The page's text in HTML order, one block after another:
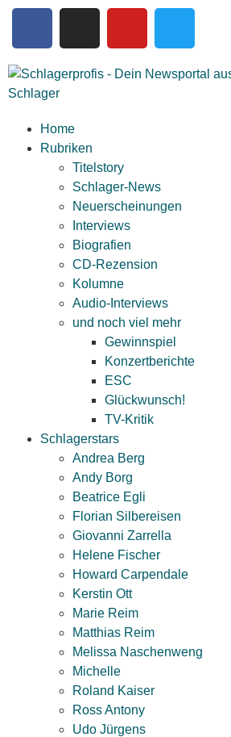
Home
Rubriken
Titelstory
Schlager-News
Neuerscheinungen
Interviews
Biografien
CD-Rezension
Kolumne
Audio-Interviews
und noch viel mehr
Gewinnspiel
Konzertberichte
ESC
Glückwunsch!
TV-Kritik
Schlagerstars
Andrea Berg
Andy Borg
Beatrice Egli
Florian Silbereisen
Giovanni Zarrella
Helene Fischer
Howard Carpendale
Kerstin Ott
Marie Reim
Matthias Reim
Melissa Naschenweng
Michelle
Roland Kaiser
Ross Antony
Udo Jürgens